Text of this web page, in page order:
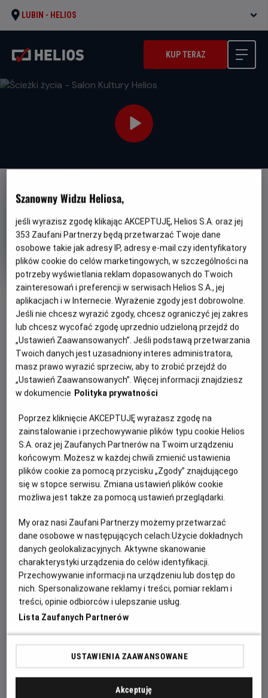
LUBIN - HELIOS
KUP TERAZ
OBSERWUJ
Ścieżki życia - Salon Kultury
Helios
Oryginalny
tytuł
The Salt Path Gatunek
Dramat
Minimalny
wiek
Od 15 lat
Czas
trwania
146 min
OCENA HELIOS
6.7
REŻYSERIA
Marianne Elliott
SCENARIUSZ
Rebecca Lenkiewicz, Raynor
Winn
OBSADA
Jason Isaacs, Gillian Anderson, Denis Lill
WIĘCEJ SZCZEGÓŁÓW
OPIS WYDARZENIA
Raynor (Gillian Anderson) i Moth (Jason Isaacs),
małżeństwo z wieloletnim stażem, w jednej chwili tracą
życie. Zamiast się poddać, robią coś, co dla wielu byłoby
szaleństwem: wyruszają w pieszą wędrówkę – ponad
tysiąc kilometrów wzdłuż dzikiego, angielskiego wybrzeża.
Z pustym kontem bankowym, namiotem i garścią
najpotrzebniejszych rzeczy idą przed siebie, krok za
krokiem, szukając ukojenia w wietrze, ciszy i otaczającej ich
rzucił im pod nogi, wciąż mają najważniejsze – siebie
nawzajem. Ta niezwykła podróż stanie się dla nich drogą ku
wolności, miłości i nowemu początkowi.
CENNIK
bilet
indywidualny
osób)
21,90 ZŁ
Szanowny Widzu Heliosa,
jeśli wyrazisz zgodę klikając AKCEPTUJĘ, Helios S.A. oraz jej
353 Zaufani Partnerzy będą przetwarzać Twoje dane
osobowe takie jak adresy IP, adresy e-mail czy identyfikatory
plików cookie do celów marketingowych, w szczególności na
potrzeby wyświetlania reklam dopasowanych do Twoich
zainteresowań i preferencji w serwisach Helios S.A., jej
aplikacjach i w Internecie. Wyrażenie zgody jest dobrowolne.
Jeśli nie chcesz wyrazić zgody, chcesz ograniczyć jej zakres
lub chcesz wycofać zgodę uprzednio udzieloną przejdź do
„Ustawień Zaawansowanych”. Jeśli podstawą przetwarzania
Twoich danych jest uzasadniony interes administratora,
masz prawo wyrazić sprzeciw, aby to zrobić przejdź do
„Ustawień Zaawansowanych”. Więcej informacji znajdziesz
w dokumencie Polityka prywatności
Poprzez kliknięcie AKCEPTUJĘ wyrażasz zgodę na
zainstalowanie i przechowywanie plików typu cookie Helios
S.A. oraz jej Zaufanych Partnerów na Twoim urządzeniu
końcowym. Możesz w każdej chwili zmienić ustawienia
plików cookie za pomocą przycisku „Zgody” znajdującego
się w stopce serwisu. Zmiana ustawień plików cookie
możliwa jest także za pomocą ustawień przeglądarki.
My oraz nasi Zaufani Partnerzy możemy przetwarzać
dane osobowe w następujących celach:Użycie dokładnych
danych geolokalizacyjnych. Aktywne skanowanie
charakterystyki urządzenia do celów identyfikacji.
Przechowywanie informacji na urządzeniu lub dostęp do
nich. Spersonalizowane reklamy i treści, pomiar reklam i
treści, opinie odbiorców i ulepszanie usług.
Lista Zaufanych Partnerów
USTAWIENIA ZAAWANSOWANE
Akceptuję